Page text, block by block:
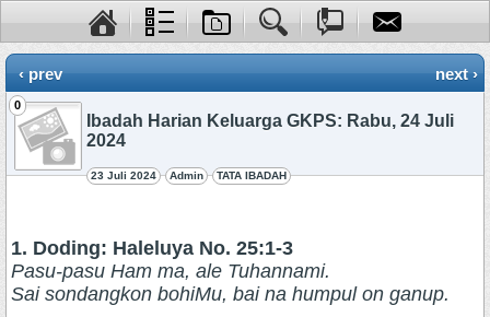
‹ prev next ›
0
Ibadah Harian Keluarga GKPS: Rabu, 24 Juli
2024
23 Juli 2024 Admin TATA IBADAH
1. Doding: Haleluya No. 25:1-3
Pasu-pasu Ham ma, ale Tuhannami.
Sai sondangkon bohiMu, bai na humpul on ganup.